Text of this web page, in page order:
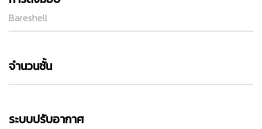
Bareshell
จำนวนชั้น
ระบบปรับอากาศ